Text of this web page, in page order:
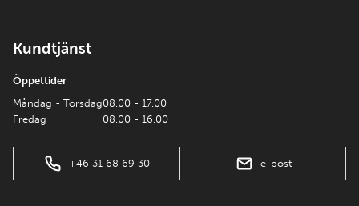
Kundtjänst
Öppettider
Måndag - Torsdag
Fredag
08.00 - 17.00
08.00 - 16.00
+46 31 68 69 30 e-post